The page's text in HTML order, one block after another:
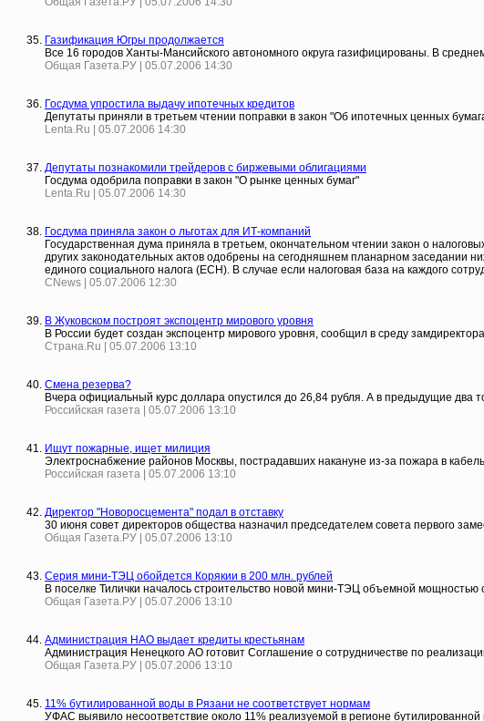
Газификация Югры продолжается
Все 16 городов Ханты-Мансийского автономного округа газифицированы. В
Общая Газета.РУ | 05.07.2006 14:30
Госдума упростила выдачу ипотечных кредитов
Депутаты приняли в третьем чтении поправки в закон "Об ипотечных ценных
Lenta.Ru | 05.07.2006 14:30
Депутаты познакомили трейдеров с биржевыми облигациями
Госдума одобрила поправки в закон "О рынке ценных бумаг"
Lenta.Ru | 05.07.2006 14:30
Госдума приняла закон о льготах для ИТ-компаний
Государственная дума приняла в третьем, окончательном чтении закон о
других законодательных актов одобрены на сегодняшнем планарном
единого социального налога (ЕСН). В случае если налоговая база на каждого
CNews | 05.07.2006 12:30
В Жуковском построят экспоцентр мирового уровня
В России будет создан экспоцентр мирового уровня, сообщил в среду
Страна.Ru | 05.07.2006 13:10
Смена резерва?
Вчера официальный курс доллара опустился до 26,84 рубля. А в предыдущие два
Российская газета | 05.07.2006 13:10
Ищут пожарные, ищет милиция
Электроснабжение районов Москвы, пострадавших накануне из-за пожара в
Российская газета | 05.07.2006 13:10
Директор "Новоросцемента" подал в отставку
30 июня совет директоров общества назначил председателем совета первого
Общая Газета.РУ | 05.07.2006 13:10
Серия мини-ТЭЦ обойдется Корякии в 200 млн. рублей
В поселке Тилички началось строительство новой мини-ТЭЦ объемной мощностью
Общая Газета.РУ | 05.07.2006 13:10
Администрация НАО выдает кредиты крестьянам
Администрация Ненецкого АО готовит Соглашение о сотрудничестве по
Общая Газета.РУ | 05.07.2006 13:10
11% бутилированной воды в Рязани не соответствует нормам
УФАС выявило несоответствие около 11% реализуемой в регионе